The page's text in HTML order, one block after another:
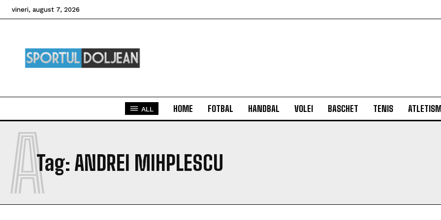
vineri, august 7, 2026
ALL HOME FOTBAL HANDBAL VOLEI BASCHET TENIS
Tag: ANDREI MIHPLESCU
A